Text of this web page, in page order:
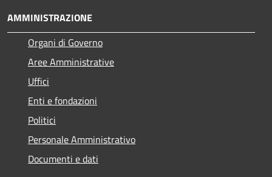
AMMINISTRAZIONE
Organi di Governo
Aree Amministrative
Uffici
Enti e fondazioni
Politici
Personale Amministrativo
Documenti e dati